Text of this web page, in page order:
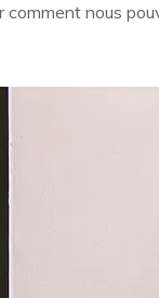
comment nous